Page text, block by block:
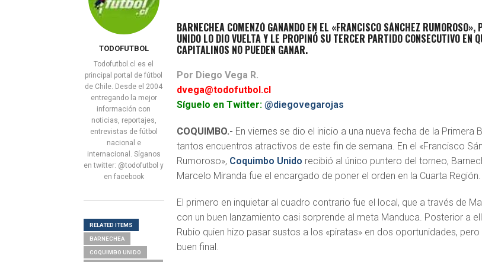
BARNECHEA COMENZÓ GANANDO EN EL «FRANCISCO SÁNCHEZ RUMOROSO»,
UNIDO LO DIO VUELTA Y LE PROPINÓ SU TERCER PARTIDO CONSECUTIVO EN
CAPITALINOS NO PUEDEN GANAR.
Por Diego Vega R.
dvega@todofutbol.cl
Síguelo en Twitter:@diegovegarojas
COQUIMBO.- En viernes se dio el inicio a una nueva fecha de la Primera
tantos encuentros atractivos de este fin de semana. En el «Francisco
Rumoroso», Coquimbo Unido recibió al único puntero del torneo,
Marcelo Miranda fue el encargado de poner el orden en la Cuarta Región.
El primero en inquietar al cuadro contrario fue el local, que a través de
con un buen lanzamiento casi sorprende al meta Manduca. Posterior a
Rubio quien hizo pasar sustos a los «piratas» en dos oportunidades, pero
buen final.
TODOFUTBOL
Todofutbol.cl es el
principal portal de fútbol
de Chile. Desde el 2004
entregando la mejor
información con
noticias, reportajes,
entrevistas de fútbol
nacional e
internacional. Síganos
en twitter: @todofutbol y
en facebook
RELATED ITEMS
BARNECHEA
COQUIMBO UNIDO